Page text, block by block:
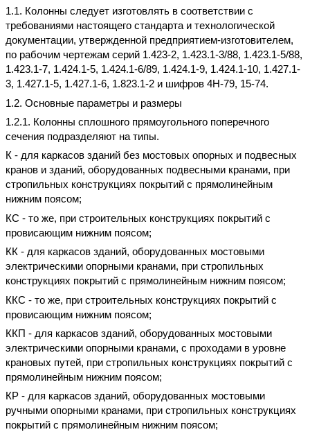
1.1. Колонны следует изготовлять в соответствии с
требованиями настоящего стандарта и технологической
документации, утвержденной предприятием-изготовителем,
по рабочим чертежам серий 1.423-2, 1.423.1-3/88, 1.423.1-5/88,
1.423.1-7, 1.424.1-5, 1.424.1-6/89, 1.424.1-9, 1.424.1-10, 1.427.1-
3, 1.427.1-5, 1.427.1-6, 1.823.1-2 и шифров 4Н-79, 15-74.
1.2. Основные параметры и размеры
1.2.1. Колонны сплошного прямоугольного поперечного
сечения подразделяют на типы.
К - для каркасов зданий без мостовых опорных и подвесных
кранов и зданий, оборудованных подвесными кранами, при
стропильных конструкциях покрытий с прямолинейным
нижним поясом;
КС - то же, при строительных конструкциях покрытий с
провисающим нижним поясом;
КК - для каркасов зданий, оборудованных мостовыми
электрическими опорными кранами, при стропильных
конструкциях покрытий с прямолинейным нижним поясом;
ККС - то же, при строительных конструкциях покрытий с
провисающим нижним поясом;
ККП - для каркасов зданий, оборудованных мостовыми
электрическими опорными кранами, с проходами в уровне
крановых путей, при стропильных конструкциях покрытий с
прямолинейным нижним поясом;
КР - для каркасов зданий, оборудованных мостовыми
ручными опорными кранами, при стропильных конструкциях
покрытий с прямолинейным нижним поясом;